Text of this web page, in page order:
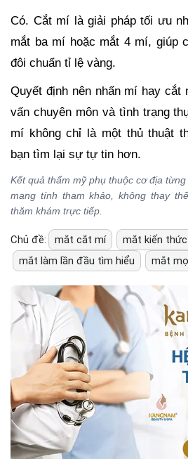
Có. Cắt mí là giải pháp tối ưu
mắt ba mí hoặc mắt 4 mí, giúp
đôi chuẩn tỉ lệ vàng.
Quyết định nên nhấn mí hay
vấn chuyên môn và tình trạng
mí không chỉ là một thủ thuật
bạn tìm lại sự tự tin hơn.
Kết quả thẩm mỹ phụ thuộc cơ địa
mang tính tham khảo, không thay
thăm khám trực tiếp.
Chủ đề: mắt cắt mí
mắt kiến thức
mắt làm lần đầu tìm hiểu
mắt